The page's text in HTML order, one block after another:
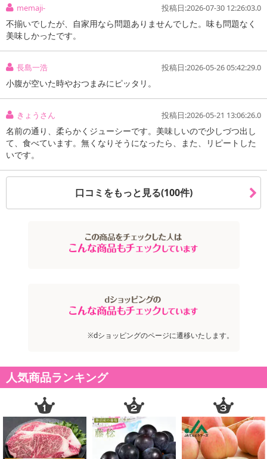
memaji- 投稿日:2026-07-30 12:26:03.0
不揃いでしたが、自家用なら問題ありませんでした。味も問題なく
美味しかったです。
長島一浩 投稿日:2026-05-26 05:42:29.0
小腹が空いた時やおつまみにピッタリ。
きょうさん 投稿日:2026-05-21 13:06:26.0
名前の通り、柔らかくジューシーです。美味しいので少しづつ出し
て、食べています。無くなりそうになったら、また、リピートした
いです。
口コミをもっと見る(100件)
※dショッピングのページに遷移いたします。
人気商品ランキング